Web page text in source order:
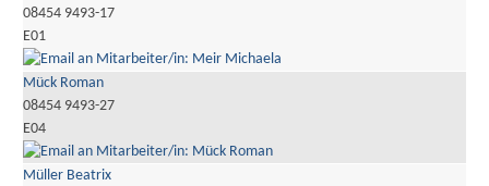
08454 9493-17
E01
Mück Roman
08454 9493-27
E04
Müller Beatrix